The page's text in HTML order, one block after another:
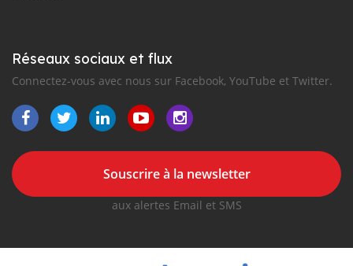
Réseaux sociaux et flux
Connectez-vous avec nous sur Facebook, YouTube et Twitter.
Souscrire à la newsletter
aux alertes Email et SMS